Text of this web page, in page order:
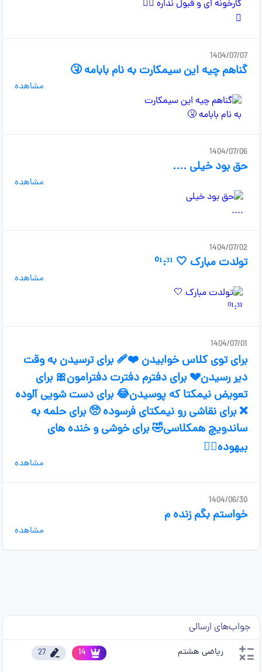
1404/07/07
گناهم چیه این سیمکارت به نام بابامه 🤧
مشاهده
1404/07/06
حق بود خیلی ....
مشاهده
1404/07/02
تولدت مبارک 🤍 ⁰¹:³¹
مشاهده
1404/07/01
برای توی کلاس خوابیدن ❤️‍🩹 برای ترسیدن به وقت
دیر رسیدن💔 برای دفترم دفترت دفترامون🎀 برای
تعویض نیمکتا که پوسیدن😂 برای دست شویی آلوده
❌️ برای نقاشی رو نیمکتای فرسوده 🥺 برای حلمه به
ساندویچ همکلاسی🤣 برای خوشی و خنده های
بیهوده😵‍💫
مشاهده
1404/06/30
خواستم بگم زنده م
مشاهده
جواب‌های ارسالی
ریاضی هشتم 14
27